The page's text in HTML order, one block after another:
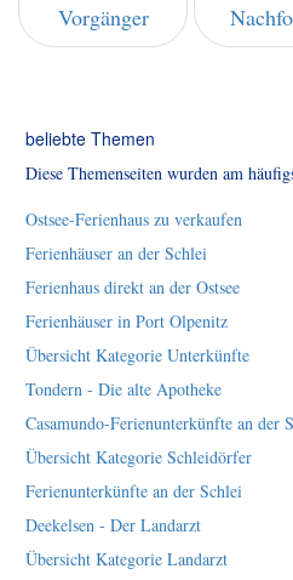
Vorgänger
beliebte Themen
Diese Themenseiten wurden am
Ostsee-Ferienhaus zu verkaufen
Ferienhäuser an der Schlei
Ferienhaus direkt an der Ostsee
Ferienhäuser in Port Olpenitz
Übersicht Kategorie Unterkünfte
Tondern - Die alte Apotheke
Casamundo-Ferienunterkünfte an der
Übersicht Kategorie Schleidörfer
Ferienunterkünfte an der Schlei
Deekelsen - Der Landarzt
Übersicht Kategorie Landarzt